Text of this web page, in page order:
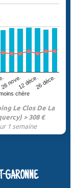
chère
28 nove.12 déce.26 déce.
Le Clos De La
> 308 €
1 semaine
GARONNE